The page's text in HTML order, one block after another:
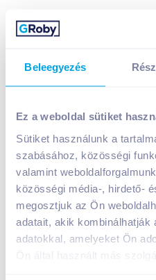
Beleegyezés
Ez a weboldal sütiket
Sütiket használunk a
szabásához, közösségi
valamint
közösségi média-, hirdető-
megosztjuk az Ön
adatait, akik kombinálhatják
adatokkal, amelyeket Ön
Ön által használt más
219
Egységár:
Nettó eladási ár:
1